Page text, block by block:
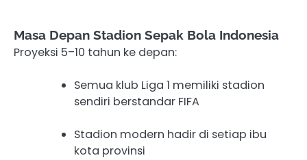
Masa Depan Stadion Sepak Bola Indonesia
Proyeksi 5–10 tahun ke depan:
Semua klub Liga 1 memiliki stadion
sendiri berstandar FIFA
Stadion modern hadir di setiap ibu
kota provinsi